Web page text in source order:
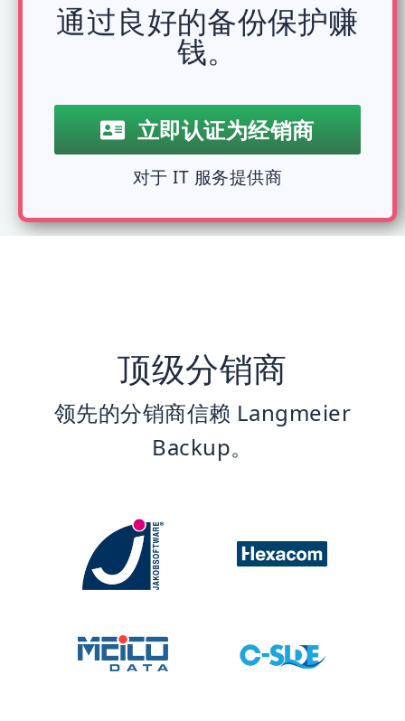
通过良好的备份保护赚
钱。
立即认证为经销商
对于 IT 服务提供商
顶级分销商
领先的分销商信赖 Langmeier
Backup。